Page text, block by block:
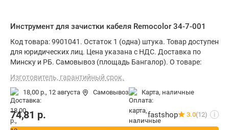
Инструмент для зачистки кабеля Remocolor 34-7-001
Код товара: 9901041. Остаток 1 (одна) штука. Товар доступен
для юридических лиц. Цена указана с НДС. Доставка по
Минску и РБ. Самовывоз (площадь Бангалор). О товаре:
Изготовитель, гарантийный срок.
18,00 р., 12 августа Самовывоз карта, наличные
74,81 р. fastshop 3.0(12) i